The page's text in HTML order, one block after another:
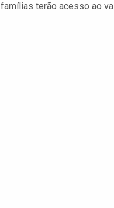
terão acesso ao